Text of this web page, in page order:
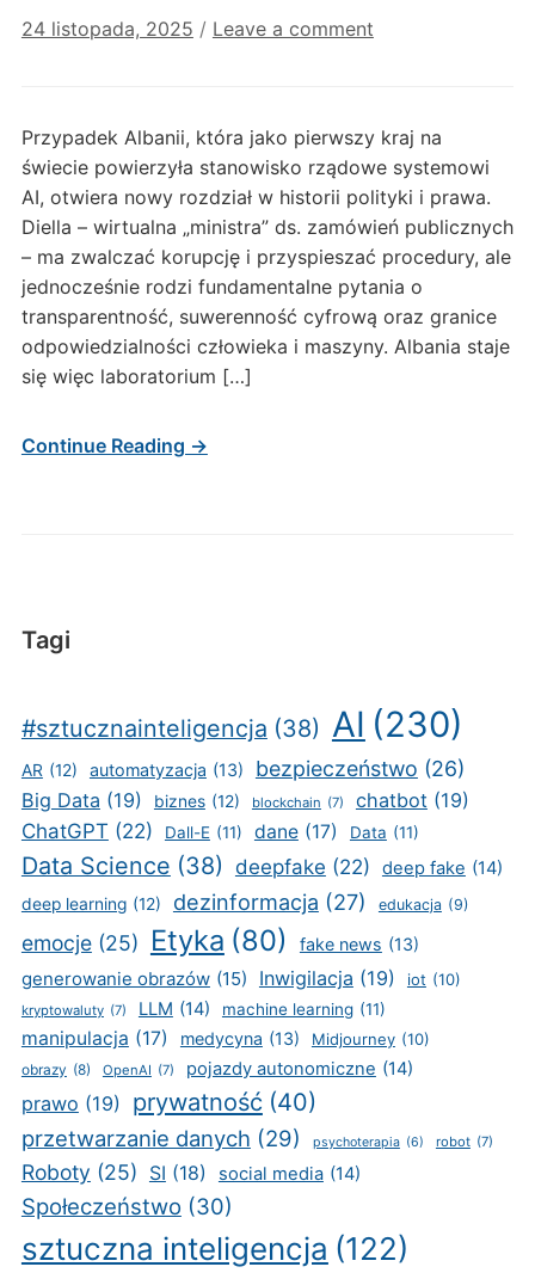
Tagi
#sztucznainteligencja (38) AI (230)
AR (12) automatyzacja (13) bezpieczeństwo (26)
Big Data (19) biznes (12) blockchain (7) chatbot (19)
ChatGPT (22) Dall-E (11) dane (17) Data (11)
Data Science (38) deepfake (22) deep fake (14)
deep learning (12) dezinformacja (27) edukacja (9)
emocje (25) Etyka (80) fake news (13)
generowanie obrazów (15) Inwigilacja (19) iot (10)
kryptowaluty (7) LLM (14) machine learning (11)
manipulacja (17) medycyna (13) Midjourney (10)
obrazy (8) OpenAI (7) pojazdy autonomiczne (14)
prawo (19) prywatność (40)
przetwarzanie danych (29) psychoterapia (6) robot (7)
Roboty (25) SI (18) social media (14)
Społeczeństwo (30)
sztuczna inteligencja (122)
24 listopada, 2025 / Leave a comment
Przypadek Albanii, która jako pierwszy kraj na
świecie powierzyła stanowisko rządowe systemowi
AI, otwiera nowy rozdział w historii polityki i prawa.
Diella – wirtualna „ministra” ds. zamówień publicznych
– ma zwalczać korupcję i przyspieszać procedury, ale
jednocześnie rodzi fundamentalne pytania o
transparentność, suwerenność cyfrową oraz granice
odpowiedzialności człowieka i maszyny. Albania staje
się więc laboratorium […]
Continue Reading →